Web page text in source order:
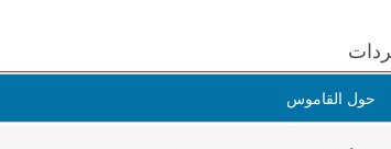
حول القاموس